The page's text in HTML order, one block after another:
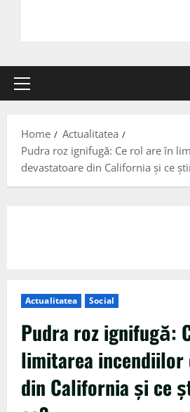
Primary
Home
Actualitatea
Pudra roz ignifugă: Ce rol are în
devastatoare din California şi ce
Actualitatea Social
Pudra roz ignifugă:
limitarea incendiilor
din California şi ce